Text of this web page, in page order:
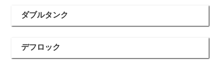
ダブルタンク
デフロック